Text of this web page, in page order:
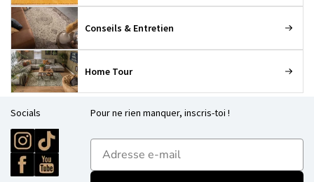
Conseils & Entretien
Home Tour
Socials Pour ne rien manquer, inscris-toi !
E-mailadres